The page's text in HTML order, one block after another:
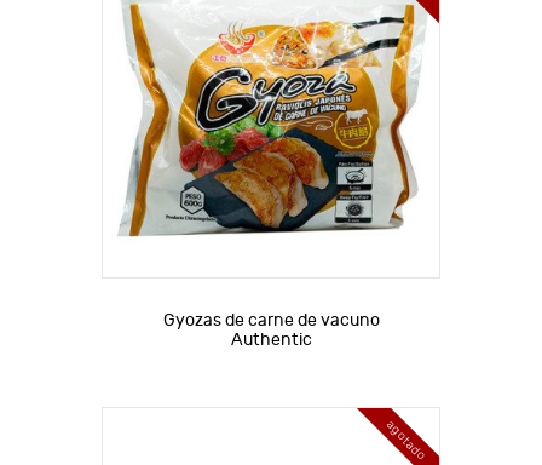
Gyozas de carne de vacuno
Authentic
agotado